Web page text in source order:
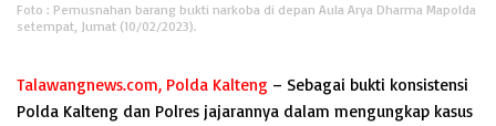
Foto : Pemusnahan barang bukti narkoba di depan Aula Arya Dharma Mapolda
setempat, Jumat (10/02/2023).
Talawangnews.com, Polda Kalteng – Sebagai bukti konsistensi
Polda Kalteng dan Polres jajarannya dalam mengungkap kasus